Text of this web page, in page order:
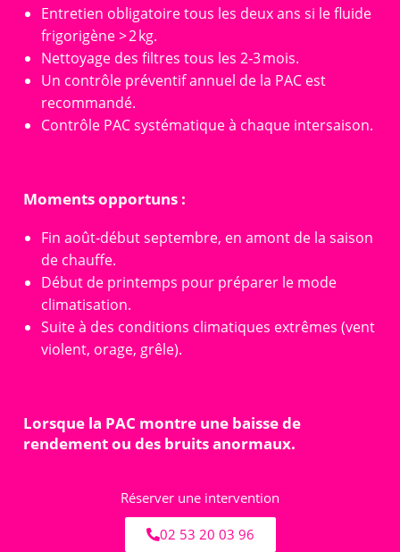
Entretien obligatoire tous les deux ans si le fluide
frigorigène > 2 kg.
Nettoyage des filtres tous les 2‑3 mois.
Un contrôle préventif annuel de la PAC est
recommandé.
Contrôle PAC systématique à chaque intersaison.
Moments opportuns :
Fin août‑début septembre, en amont de la saison
de chauffe.
Début de printemps pour préparer le mode
climatisation.
Suite à des conditions climatiques extrêmes (vent
violent, orage, grêle).
Lorsque la PAC montre une baisse de
rendement ou des bruits anormaux.
Réserver une intervention
02 53 20 03 96